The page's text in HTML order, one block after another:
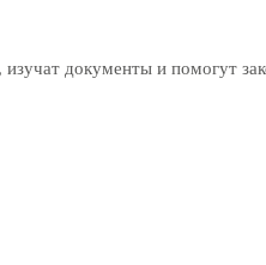
документы и помогут